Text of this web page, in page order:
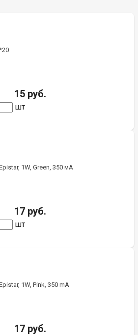
15 руб.
шт
1W, Green, 350 мА
17 руб.
шт
1W, Pink, 350 mA
17 руб.